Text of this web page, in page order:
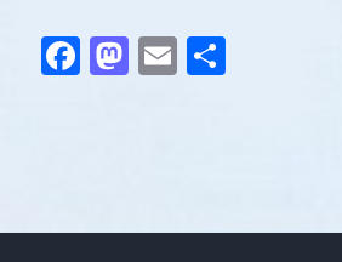
Facebook
Mastodon
Email